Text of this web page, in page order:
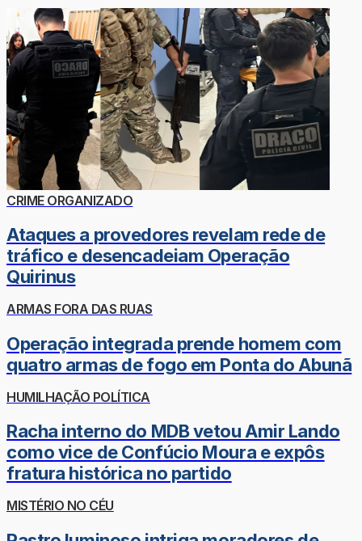
CRIME ORGANIZADO
Ataques a provedores revelam rede de
tráfico e desencadeiam Operação
Quirinus
ARMAS FORA DAS RUAS
Operação integrada prende homem com
quatro armas de fogo em Ponta do Abunã
HUMILHAÇÃO POLÍTICA
Racha interno do MDB vetou Amir Lando
como vice de Confúcio Moura e expôs
fratura histórica no partido
MISTÉRIO NO CÉU